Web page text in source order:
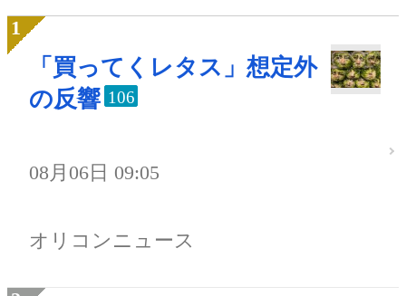
「買ってくレタス」想定外
の反響 106
08月06日 09:05
オリコンニュース